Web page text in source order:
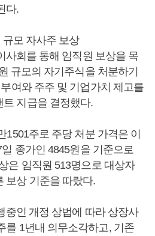
다.
모 자사주 보상
사회를 통해 임직원 보상을 목
규모의 자기주식을 처분하기
여와 주주 및 기업가치 제고를
지급을 결정했다.
1501주로 주당 처분 가격은 이
종가인 4845원을 기준으로
은 임직원 513명으로 대상자
보상 기준을 따랐다.
중인 개정 상법에 따라 상장사
를 1년내 의무소각하고, 기존